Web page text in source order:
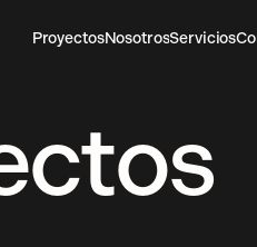
ProyectosNosotrosServicios